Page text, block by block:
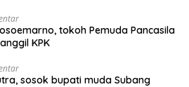
tokoh Pemuda Pancasila
KPK
sosok bupati muda Subang